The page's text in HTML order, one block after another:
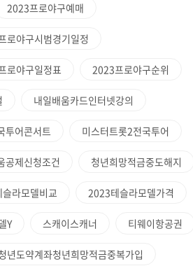
2023프로야구예매
로야구시범경기일정
로야구일정표 2023프로야구순위
내일배움카드인터넷강의
투어콘서트 미스터트롯2전국투어
공제신청조건 청년희망적금중도해지
라모델비교 2023테슬라모델가격
Y 스캐이스캐너 티웨이항공권
년도약계좌청년희망적금중복가입